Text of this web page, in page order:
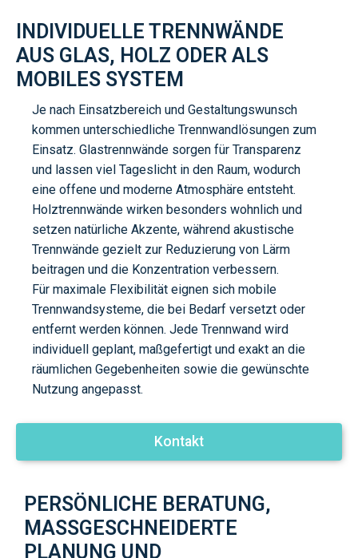
INDIVIDUELLE TRENNWÄNDE
AUS GLAS, HOLZ ODER ALS
MOBILES SYSTEM
Je nach Einsatzbereich und Gestaltungswunsch
kommen unterschiedliche Trennwandlösungen zum
Einsatz. Glastrennwände sorgen für Transparenz
und lassen viel Tageslicht in den Raum, wodurch
eine offene und moderne Atmosphäre entsteht.
Holztrennwände wirken besonders wohnlich und
setzen natürliche Akzente, während akustische
Trennwände gezielt zur Reduzierung von Lärm
beitragen und die Konzentration verbessern.
Für maximale Flexibilität eignen sich mobile
Trennwandsysteme, die bei Bedarf versetzt oder
entfernt werden können. Jede Trennwand wird
individuell geplant, maßgefertigt und exakt an die
räumlichen Gegebenheiten sowie die gewünschte
Nutzung angepasst.
Kontakt
PERSÖNLICHE BERATUNG,
MASSGESCHNEIDERTE P
LANUNG UND P